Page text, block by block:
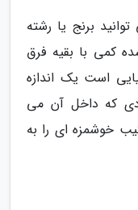
برنج یا رشته
کمی با بقیه فرق
است یک اندازه
که داخل آن می
خوشمزه ای را به